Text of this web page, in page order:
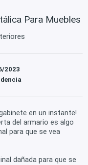
Para Muebles
2023
en un instante!
del armario es algo
para que se vea
dañada para que se